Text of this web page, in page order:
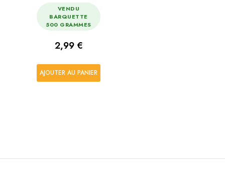
VENDU
BARQUETTE
500 GRAMMES
Prix
2,99 €
AJOUTER AU PANIER